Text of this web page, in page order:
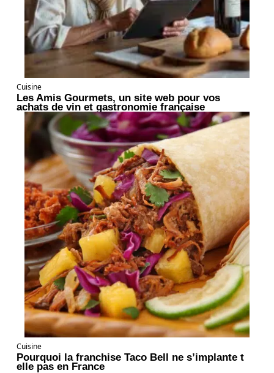
Cuisine
Les Amis Gourmets, un site web pour vos
achats de vin et gastronomie française
Cuisine
Pourquoi la franchise Taco Bell ne s’implante t
elle pas en France